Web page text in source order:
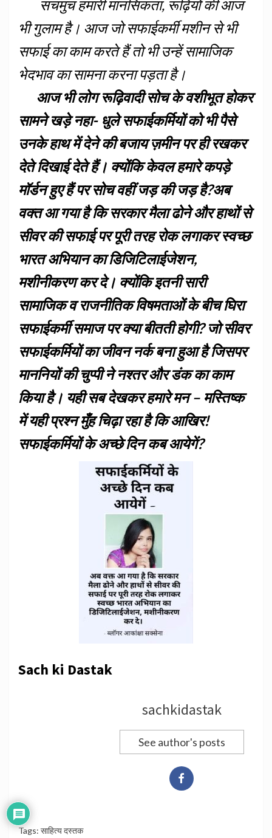
सचमुच हमारी मानसिकता, रूढ़ियों की आज
भी गुलाम है। आज जो सफाईकर्मी मशीन से भी
सफाई का काम करते हैं तो भी उन्हें सामाजिक
भेदभाव का सामना करना पड़ता है।
आज भी लोग रूढ़िवादी सोच के वशीभूत होकर
सामने खड़े नहा- धुले सफाईकर्मियों को भी पैसे
उनके हाथ में देने की बजाय ज़मीन पर ही रखकर
देते दिखाई देते हैं। क्योंकि केवल हमारे कपड़े
मॉर्डन हुए हैं पर सोच वहीं जड़ की जड़ है?अब
वक्त आ गया है कि सरकार मैला ढोने और हाथों से
सीवर की सफाई पर पूरी तरह रोक लगाकर स्वच्छ
भारत अभियान का डिजिटिलाईजेशन,
मशीनीकरण कर दे। क्योंकि इतनी सारी
सामाजिक व राजनीतिक विषमताओं के बीच घिरा
सफाईकर्मी समाज पर क्या बीतती होगी? जो सीवर
सफाईकर्मियों का जीवन नर्क बना हुआ है जिसपर
माननियों की चुप्पी ने नश्तर और डंक का काम
किया है। यही सब देखकर हमारे मन – मस्तिष्क
में यही प्रश्न मुँह चिढ़ा रहा है कि आखिर!
सफाईकर्मियों के अच्छे दिन कब आयेगें?
Sach ki Dastak
sachkidastak
See author's posts
Tags: साहित्य दस्तक